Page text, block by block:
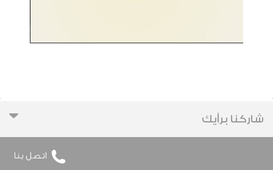
‹ شاركنا برأيك
اتصل بنا